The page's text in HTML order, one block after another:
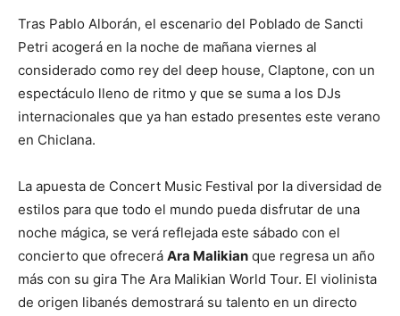
Tras Pablo Alborán, el escenario del Poblado de Sancti
Petri acogerá en la noche de mañana viernes al
considerado como rey del deep house, Claptone, con un
espectáculo lleno de ritmo y que se suma a los DJs
internacionales que ya han estado presentes este verano
en Chiclana.
La apuesta de Concert Music Festival por la diversidad de
estilos para que todo el mundo pueda disfrutar de una
noche mágica, se verá reflejada este sábado con el
concierto que ofrecerá Ara Malikian que regresa un año
más con su gira The Ara Malikian World Tour. El violinista
de origen libanés demostrará su talento en un directo